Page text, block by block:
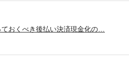
おくべき後払い決済現金化の…